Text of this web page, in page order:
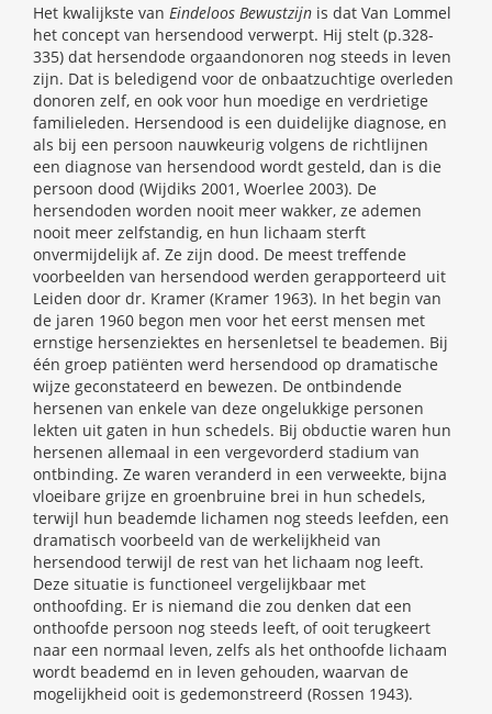
Het kwalijkste van Eindeloos Bewustzijn is dat Van Lommel
het concept van hersendood verwerpt. Hij stelt (p.328-
335) dat hersendode orgaandonoren nog steeds in leven
zijn. Dat is beledigend voor de onbaatzuchtige overleden
donoren zelf, en ook voor hun moedige en verdrietige
familieleden. Hersendood is een duidelijke diagnose, en
als bij een persoon nauwkeurig volgens de richtlijnen
een diagnose van hersendood wordt gesteld, dan is die
persoon dood (Wijdiks 2001, Woerlee 2003). De
hersendoden worden nooit meer wakker, ze ademen
nooit meer zelfstandig, en hun lichaam sterft
onvermijdelijk af. Ze zijn dood. De meest treffende
voorbeelden van hersendood werden gerapporteerd uit
Leiden door dr. Kramer (Kramer 1963). In het begin van
de jaren 1960 begon men voor het eerst mensen met
ernstige hersenziektes en hersenletsel te beademen. Bij
één groep patiënten werd hersendood op dramatische
wijze geconstateerd en bewezen. De ontbindende
hersenen van enkele van deze ongelukkige personen
lekten uit gaten in hun schedels. Bij obductie waren hun
hersenen allemaal in een vergevorderd stadium van
ontbinding. Ze waren veranderd in een verweekte, bijna
vloeibare grijze en groenbruine brei in hun schedels,
terwijl hun beademde lichamen nog steeds leefden, een
dramatisch voorbeeld van de werkelijkheid van
hersendood terwijl de rest van het lichaam nog leeft.
Deze situatie is functioneel vergelijkbaar met
onthoofding. Er is niemand die zou denken dat een
onthoofde persoon nog steeds leeft, of ooit terugkeert
naar een normaal leven, zelfs als het onthoofde lichaam
wordt beademd en in leven gehouden, waarvan de
mogelijkheid ooit is gedemonstreerd (Rossen 1943).